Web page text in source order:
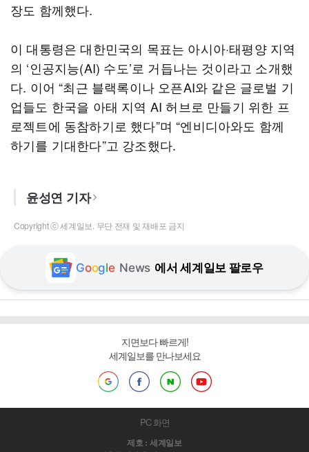
장도 함께했다.
이 대통령은 대한민국의 목표는 아시아·태평양 지역
의 ‘인공지능(AI) 수도’로 거듭나는 것이라고 소개했
다. 이어 “최근 블랙록이나 오픈AI와 같은 글로벌 기
업들도 한국을 아태 지역 AI 허브로 만들기 위한 프
로젝트에 동참하기로 했다”며 “엔비디아와도 함께
하기를 기대한다”고 강조했다.
윤성연 기자
Copyright ⓒ 세계일보. 무단 전재 및 재배포 금지
Google News 에서 세계일보 팔로우
지면보다 빠르게!
세계일보를 만나보세요
PC 화면
제호 : 세계일보